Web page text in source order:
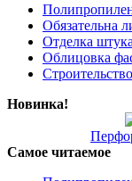
Обязательна
Отделка
Облицовка
Новинка!
Самое читаемое